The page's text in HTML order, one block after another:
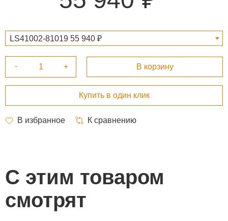
LS41002-81019 55 940 ₽
С этим товаром
смотрят